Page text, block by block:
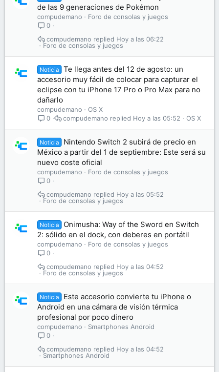
de las 9 generaciones de Pokémon
compudemano
Foro de consolas y juegos
0
Foro de consolas y juegos
Hoy a las 06:22
compudemano
Noticia
Te llega antes del 12 de agosto: un
accesorio muy fácil de colocar para capturar el
eclipse con tu iPhone 17 Pro o Pro Max para no
dañarlo
compudemano
OS X
0
OS X
Hoy a las 05:52
compudemano
Noticia
Nintendo Switch 2 subirá de precio en
México a partir del 1 de septiembre: Este será su
nuevo coste oficial
compudemano
Foro de consolas y juegos
0
Foro de consolas y juegos
Hoy a las 05:52
compudemano
Noticia
Onimusha: Way of the Sword en Switch
2: sólido en el dock, con deberes en portátil
compudemano
Foro de consolas y juegos
0
Foro de consolas y juegos
Hoy a las 04:52
compudemano
Noticia
Este accesorio convierte tu iPhone o
Android en una cámara de visión térmica
profesional por poco dinero
compudemano
Smartphones Android
0
Smartphones Android
Hoy a las 04:52
compudemano